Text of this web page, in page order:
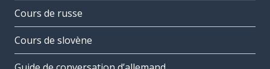
Cours de russe
Cours de slovène